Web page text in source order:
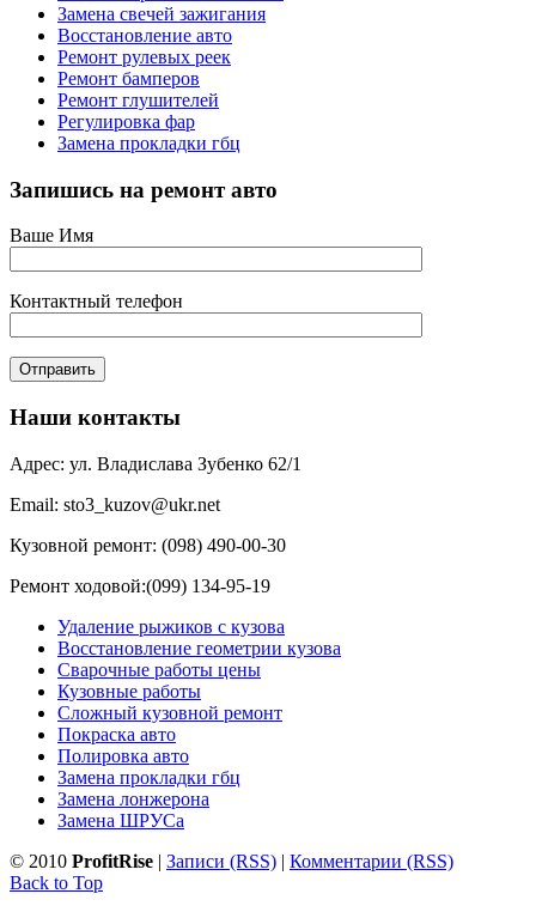
Замена свечей зажигания
Восстановление авто
Ремонт рулевых реек
Ремонт бамперов
Ремонт глушителей
Регулировка фар
Замена прокладки гбц
Запишись на ремонт авто
Ваше Имя
Контактный телефон
Наши контакты
Адрес: ул. Владислава Зубенко 62/1
Email: sto3_kuzov@ukr.net
Кузовной ремонт: (098) 490-00-30
Ремонт ходовой:(099) 134-95-19
Удаление рыжиков с кузова
Восстановление геометрии кузова
Сварочные работы цены
Кузовные работы
Сложный кузовной ремонт
Покраска авто
Полировка авто
Замена прокладки гбц
Замена лонжерона
Замена ШРУСа
© 2010 ProfitRise | Записи (RSS) | Комментарии (RSS)
Back to Top